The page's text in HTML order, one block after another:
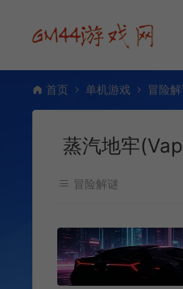
首页 单机游戏 冒险
蒸汽地牢
冒险解谜